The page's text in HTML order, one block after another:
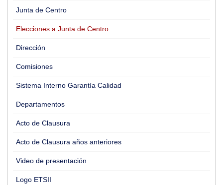
Junta de Centro
Elecciones a Junta de Centro
Dirección
Comisiones
Sistema Interno Garantía Calidad
Departamentos
Acto de Clausura
Acto de Clausura años anteriores
Video de presentación
Logo ETSII